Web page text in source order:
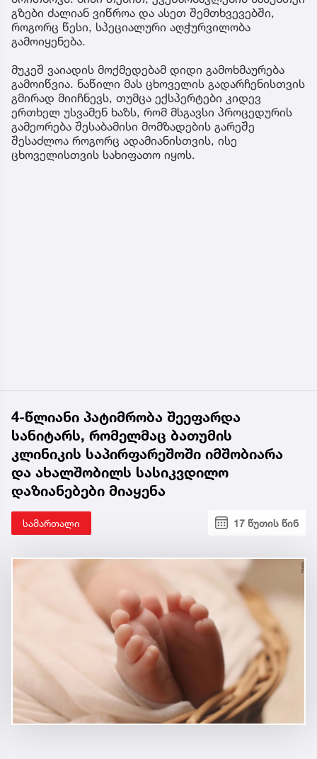
გზები ძალიან ვიწროა და ასეთ შემთხვევებში,
როგორც წესი, სპეციალური აღჭურვილობა
გამოიყენება.
მუკეშ ვაიადის მოქმედებამ დიდი გამოხმაურება
გამოიწვია. ნაწილი მას ცხოველის გადარჩენისთვის
გმირად მიიჩნევს, თუმცა ექსპერტები კიდევ
ერთხელ უსვამენ ხაზს, რომ მსგავსი პროცედურის
გამეორება შესაბამისი მომზადების გარეშე
შესაძლოა როგორც ადამიანისთვის, ისე
ცხოველისთვის სახიფათო იყოს.
4-წლიანი პატიმრობა შეეფარდა
სანიტარს, რომელმაც ბათუმის
კლინიკის საპირფარეშოში იმშობიარა
და ახალშობილს სასიკვდილო
დაზიანებები მიაყენა
სამართალი 17 წუთის წინ